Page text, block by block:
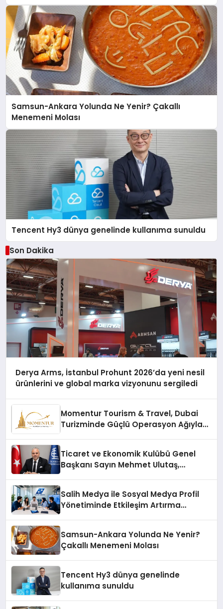
Samsun-Ankara Yolunda Ne Yenir? Çakallı
Menemeni Molası
Tencent Hy3 dünya genelinde kullanıma sunuldu
Son Dakika
Derya Arms, İstanbul Prohunt 2026’da yeni nesil
ürünlerini ve global marka vizyonunu sergiledi
Momentur Tourism & Travel, Dubai
Turizminde Güçlü Operasyon Ağıyla
Ticaret ve Ekonomik Kulübü Genel
Başkanı Sayın Mehmet Ulutaş,
Salih Medya ile Sosyal Medya Profil
Yönetiminde Etkileşim Artırma
Samsun-Ankara Yolunda Ne Yenir?
Çakallı Menemeni Molası
Tencent Hy3 dünya genelinde
kullanıma sunuldu